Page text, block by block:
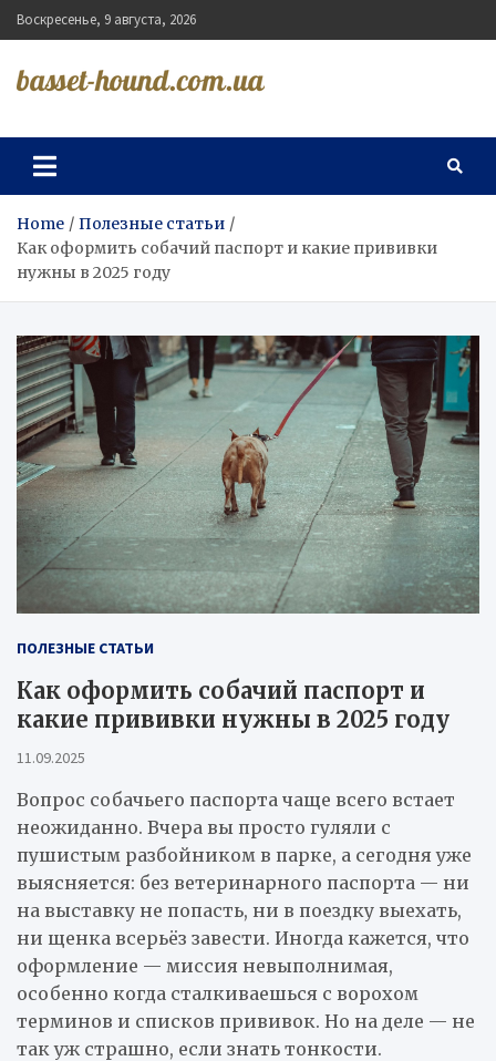
Skip
to
Воскресенье, 9 августа, 2026
basset-hound.com.ua
Home
Полезные статьи
Как оформить собачий паспорт и какие прививки
нужны в 2025 году
ПОЛЕЗНЫЕ СТАТЬИ
Как оформить собачий паспорт и
какие прививки нужны в 2025 году
11.09.2025
Вопрос собачьего паспорта чаще всего встает
неожиданно. Вчера вы просто гуляли с
пушистым разбойником в парке, а сегодня уже
выясняется: без ветеринарного паспорта — ни
на выставку не попасть, ни в поездку выехать,
ни щенка всерьёз завести. Иногда кажется, что
оформление — миссия невыполнимая,
особенно когда сталкиваешься с ворохом
терминов и списков прививок. Но на деле — не
так уж страшно, если знать тонкости.